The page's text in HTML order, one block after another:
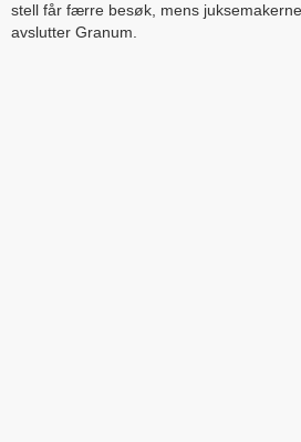
stell får færre besøk, mens
avslutter Granum.